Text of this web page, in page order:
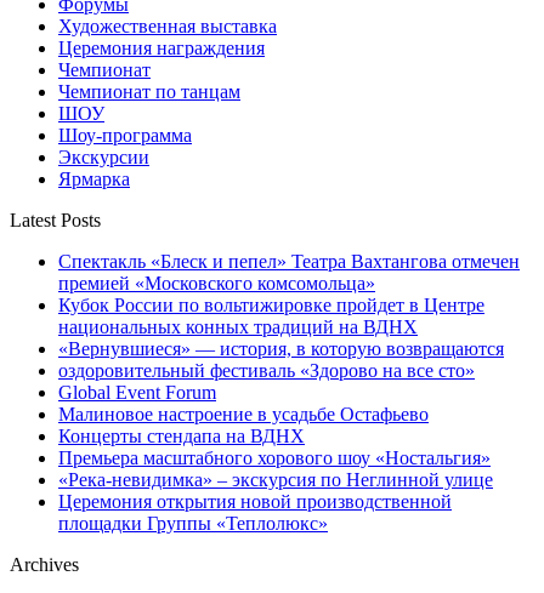
Художественная выставка
Церемония награждения
Чемпионат
Чемпионат по танцам
ШОУ
Шоу-программа
Экскурсии
Ярмарка
Latest Posts
Спектакль «Блеск и пепел» Театра Вахтангова отмечен
премией «Московского комсомольца»
Кубок России по вольтижировке пройдет в Центре
национальных конных традиций на ВДНХ
«Вернувшиеся» — история, в которую возвращаются
оздоровительный фестиваль «Здорово на все сто»
Global Event Forum
Малиновое настроение в усадьбе Остафьево
Концерты стендапа на ВДНХ
Премьера масштабного хорового шоу «Ностальгия»
«Река-невидимка» – экскурсия по Неглинной улице
Церемония открытия новой производственной
площадки Группы «Теплолюкс»
Archives